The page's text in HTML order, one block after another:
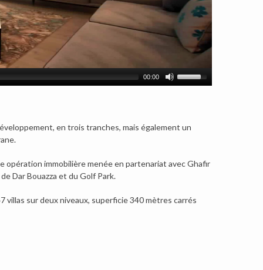
00:00
en trois tranches, mais également un
opération immobilière menée en partenariat avec Ghafir
Dar Bouazza et du Golf Park.
sur deux niveaux, superficie 340 mètres carrés